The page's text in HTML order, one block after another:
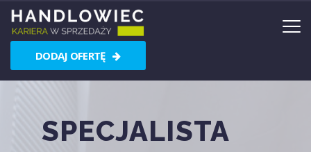
DODAJ OFERTĘ
SPECJALISTA